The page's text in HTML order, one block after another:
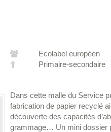
Ecolabel européen
Primaire-secondaire
Dans cette malle du Service
fabrication de papier recyclé
découverte des capacités
grammage… Un mini dossier